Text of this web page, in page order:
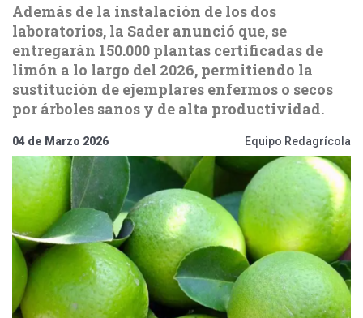
Además de la instalación de los dos
laboratorios, la Sader anunció que, se
entregarán 150.000 plantas certificadas de
limón a lo largo del 2026, permitiendo la
sustitución de ejemplares enfermos o secos
por árboles sanos y de alta productividad.
04 de Marzo 2026 Equipo Redagrícola